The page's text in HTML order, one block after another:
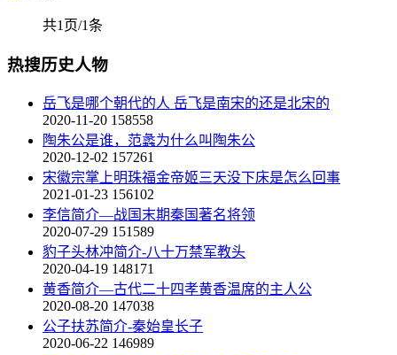
共1页/1条
热搜历史人物
岳飞是哪个朝代的人 岳飞是南宋的还是北宋的
2020-11-20 158558
陶朱公是谁，范蠡为什么叫陶朱公
2020-12-02 157261
宋徽宗掌上明珠福金帝姬三天没下床是怎么回事
2021-01-23 156102
李信简介—战国末期秦国著名将领
2020-07-29 151589
豹子头林冲简介-八十万禁军教头
2020-04-19 148171
黄香简介—古代二十四孝黄香温席的主人公
2020-08-20 147038
公子扶苏简介-秦始皇长子
2020-06-22 146989